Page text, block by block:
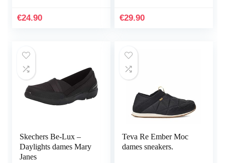
€24.90 €29.90
Skechers Be-Lux –
Daylights dames Mary
Janes
Teva Re Ember Moc
dames sneakers.